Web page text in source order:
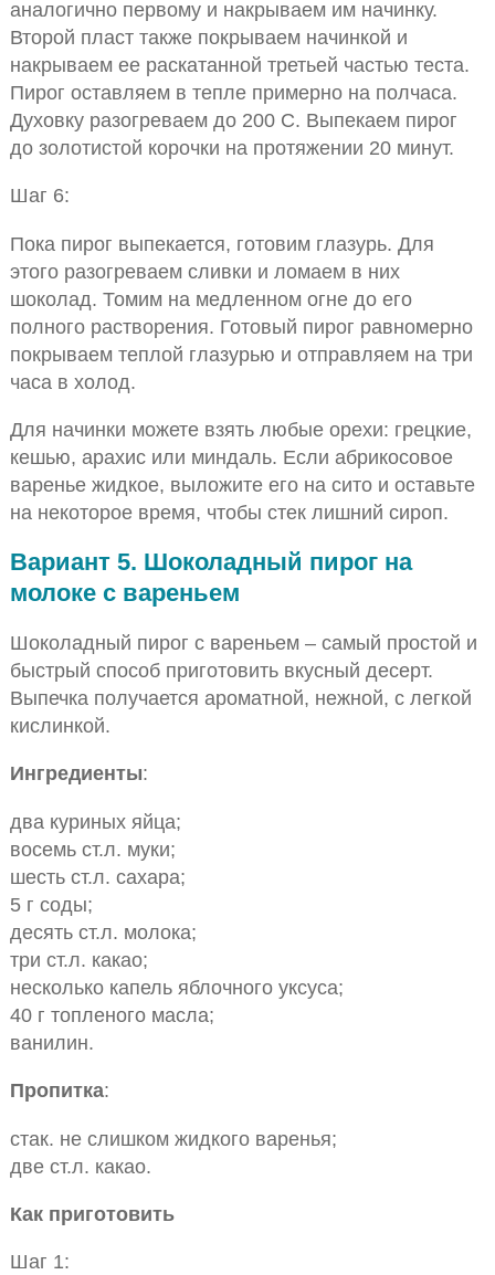
аналогично первому и накрываем им начинку.
Второй пласт также покрываем начинкой и
накрываем ее раскатанной третьей частью теста.
Пирог оставляем в тепле примерно на полчаса.
Духовку разогреваем до 200 С. Выпекаем пирог
до золотистой корочки на протяжении 20 минут.
Шаг 6:
Пока пирог выпекается, готовим глазурь. Для
этого разогреваем сливки и ломаем в них
шоколад. Томим на медленном огне до его
полного растворения. Готовый пирог равномерно
покрываем теплой глазурью и отправляем на три
часа в холод.
Для начинки можете взять любые орехи: грецкие,
кешью, арахис или миндаль. Если абрикосовое
варенье жидкое, выложите его на сито и оставьте
на некоторое время, чтобы стек лишний сироп.
Вариант 5. Шоколадный пирог на
молоке с вареньем
Шоколадный пирог с вареньем – самый простой и
быстрый способ приготовить вкусный десерт.
Выпечка получается ароматной, нежной, с легкой
кислинкой.
Ингредиенты:
два куриных яйца;
восемь ст.л. муки;
шесть ст.л. сахара;
5 г соды;
десять ст.л. молока;
три ст.л. какао;
несколько капель яблочного уксуса;
40 г топленого масла;
ванилин.
Пропитка:
стак. не слишком жидкого варенья;
две ст.л. какао.
Как приготовить
Шаг 1: